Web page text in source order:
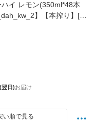
イ レモン(350ml*48本
】【本搾り】[レ
翌日)お届け
い順で見る